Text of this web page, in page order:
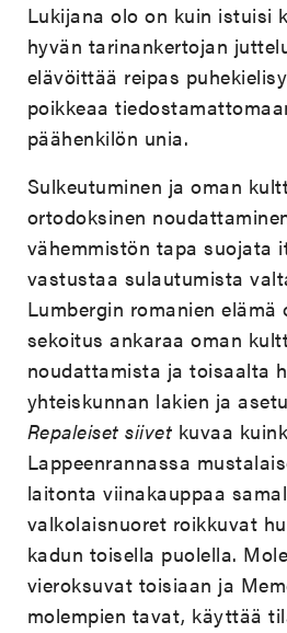
Lukijana olo on kuin istuisi
hyvän tarinankertojan
elävöittää reipas
poikkeaa
päähenkilön unia.
Sulkeutuminen ja oman
ortodoksinen
vähemmistön tapa suojata
vastustaa sulautumista
Lumbergin romanien
sekoitus ankaraa oman
noudattamista ja toisaalta
yhteiskunnan lakien ja
Repaleiset siivet kuvaa
Lappeenrannassa
laitonta viinakauppaa
valkolaisnuoret roikkuvat
kadun toisella puolella.
vieroksuvat toisiaan ja
molempien tavat, käyttää